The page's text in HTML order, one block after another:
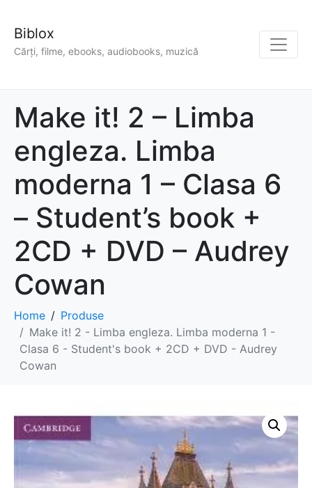
Biblox
Cărți, filme, ebooks, audiobooks, muzică
Make it! 2 – Limba
engleza. Limba
moderna 1 – Clasa 6
– Student’s book +
2CD + DVD – Audrey
Cowan
Home
Produse
Make it! 2 - Limba engleza. Limba moderna 1 -
Clasa 6 - Student's book + 2CD + DVD - Audrey
Cowan